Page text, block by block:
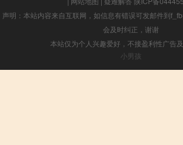
声明：本站内容来自互联网，如信息有错误可发邮件到
会及时纠正，谢谢
本站仅为个人兴趣爱好，不接盈利性广告
小男孩